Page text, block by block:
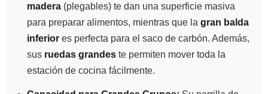
madera (plegables) te dan una superficie masiva
para preparar alimentos, mientras que la gran balda
inferior es perfecta para el saco de carbón. Además,
sus ruedas grandes te permiten mover toda la
estación de cocina fácilmente.